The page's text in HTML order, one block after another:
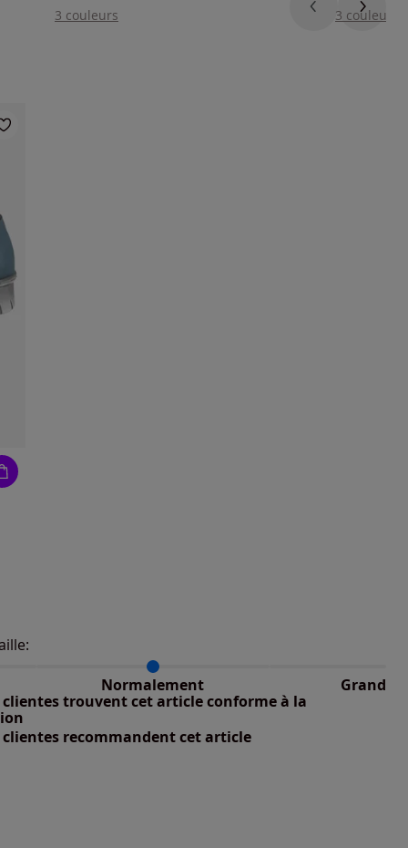
3 couleurs 3 couleurs
Normalement Grand
taillant selon les avis clients
: 0%
clientes trouvent cet article conforme à la
clientes recommandent cet article